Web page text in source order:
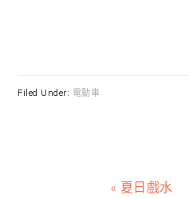
Filed Under: 電動車
Previous
« 夏日戲水